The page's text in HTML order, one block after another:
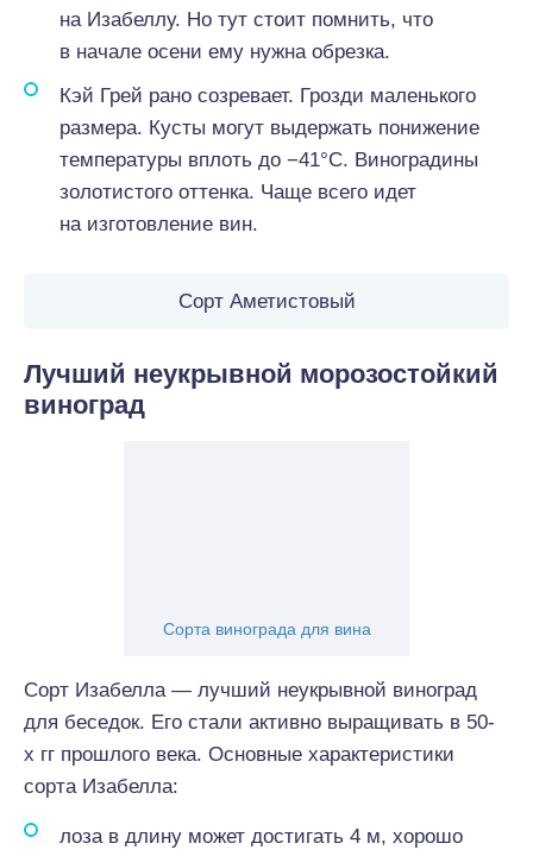
на Изабеллу. Но тут стоит помнить, что
в начале осени ему нужна обрезка.
Кэй Грей рано созревает. Грозди маленького
размера. Кусты могут выдержать понижение
температуры вплоть до −41°С. Виноградины
золотистого оттенка. Чаще всего идет
на изготовление вин.
Сорт Аметистовый
Лучший неукрывной морозостойкий
виноград
Сорта винограда для вина
Сорт Изабелла — лучший неукрывной виноград
для беседок. Его стали активно выращивать в 50-
х гг прошлого века. Основные характеристики
сорта Изабелла:
лоза в длину может достигать 4 м, хорошо